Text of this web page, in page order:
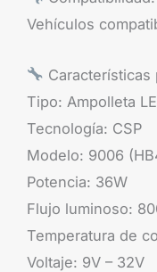
Vehículos
Características
Tipo: Ampolleta
Tecnología: CSP
Modelo: 9006
Potencia: 36W
Flujo luminoso:
Temperatura de
Voltaje: 9V – 32V